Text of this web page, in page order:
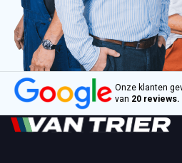
Onze klanten
van 20 reviews.